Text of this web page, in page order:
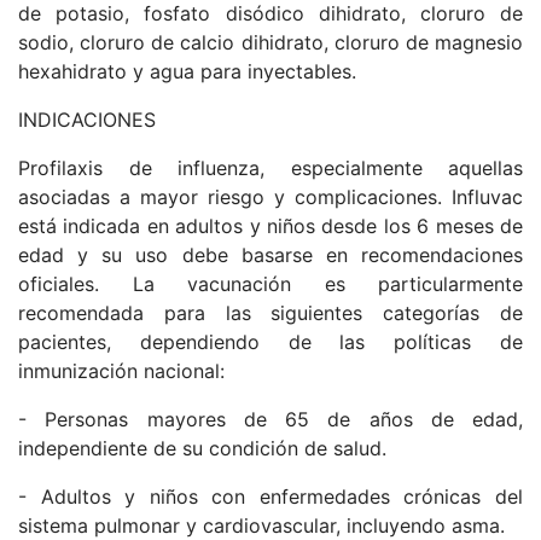
de potasio, fosfato disódico dihidrato, cloruro de
sodio, cloruro de calcio dihidrato, cloruro de magnesio
hexahidrato y agua para inyectables.
INDICACIONES
Profilaxis de influenza, especialmente aquellas
asociadas a mayor riesgo y complicaciones. Influvac
está indicada en adultos y niños desde los 6 meses de
edad y su uso debe basarse en recomendaciones
oficiales. La vacunación es particularmente
recomendada para las siguientes categorías de
pacientes, dependiendo de las políticas de
inmunización nacional:
- Personas mayores de 65 de años de edad,
independiente de su condición de salud.
- Adultos y niños con enfermedades crónicas del
sistema pulmonar y cardiovascular, incluyendo asma.